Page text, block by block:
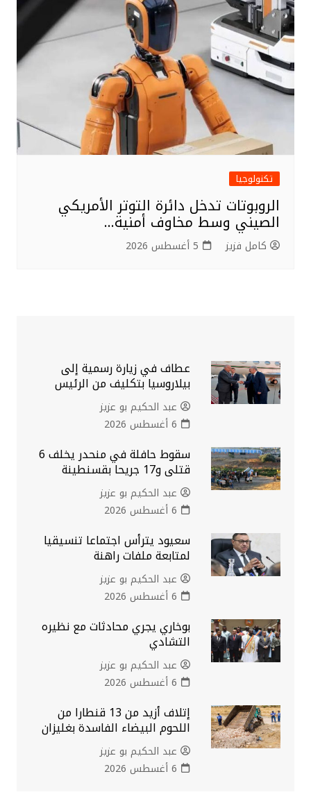
تكنولوجيا
الروبوتات تدخل دائرة التوتر الأمريكي
الصيني وسط مخاوف أمنية…
كامل فزيز 5 أغسطس 2026
عطاف في زيارة رسمية إلى
بيلاروسيا بتكليف من الرئيس
عبد الحكيم بو عزيز
6 أغسطس 2026
سقوط حافلة في منحدر يخلف 6
قتلى و17 جريحا بقسنطينة
عبد الحكيم بو عزيز
6 أغسطس 2026
سعيود يترأس اجتماعا تنسيقيا
لمتابعة ملفات راهنة
عبد الحكيم بو عزيز
6 أغسطس 2026
بوخاري يجري محادثات مع نظيره
التشادي
عبد الحكيم بو عزيز
6 أغسطس 2026
إتلاف أزيد من 13 قنطارا من
اللحوم البيضاء الفاسدة بغليزان
عبد الحكيم بو عزيز
6 أغسطس 2026